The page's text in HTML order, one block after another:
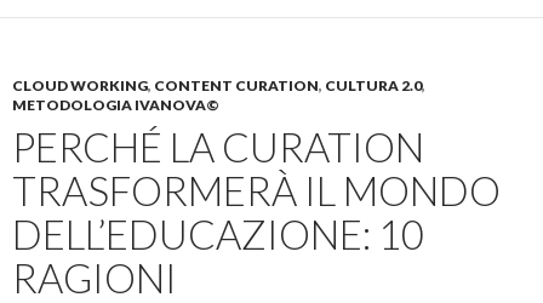
CLOUD WORKING, CONTENT CURATION, CULTURA 2.0,
METODOLOGIA IVANOVA©
PERCHÉ LA CURATION
TRASFORMERÀ IL MONDO
DELL’EDUCAZIONE: 10
RAGIONI